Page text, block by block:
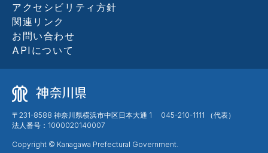
アクセシビリティ方針
関連リンク
お問い合わせ
APIについて
〒231-8588 神奈川県横浜市中区日本大通 1 045-210-1111 （代表）
法人番号：1000020140007
Copyright © Kanagawa Prefectural Government.